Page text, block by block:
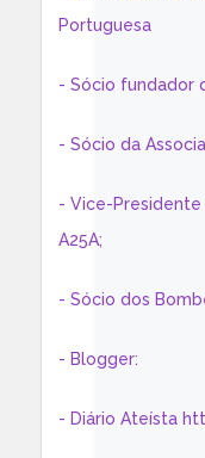
Portuguesa
- Sócio fundador
- Sócio da
- Vice-
A25A;
- Sócio dos
- Blogger:
- Diário Ateísta